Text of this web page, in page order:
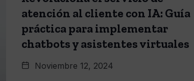
atención al cliente con IA: Guía
práctica para implementar
chatbots y asistentes virtuales
Noviembre 12, 2024